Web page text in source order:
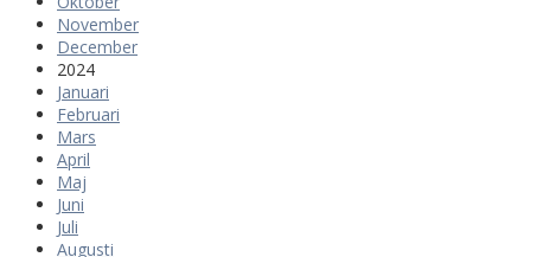
November
December
2024
Januari
Februari
Mars
April
Maj
Juni
Juli
Augusti